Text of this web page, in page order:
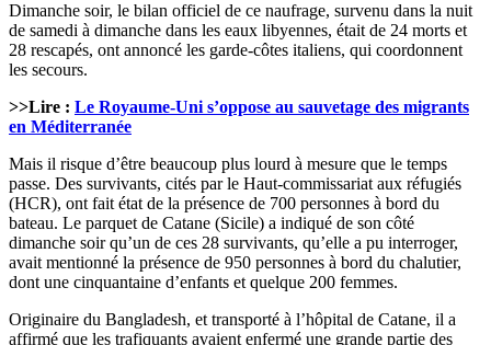
Dimanche soir, le bilan officiel de ce naufrage, survenu dans la nuit
de samedi à dimanche dans les eaux libyennes, était de 24 morts et
28 rescapés, ont annoncé les garde-côtes italiens, qui coordonnent
les secours.
>>Lire : Le Royaume-Uni s’oppose au sauvetage des migrants
en Méditerranée
Mais il risque d’être beaucoup plus lourd à mesure que le temps
passe. Des survivants, cités par le Haut-commissariat aux réfugiés
(HCR), ont fait état de la présence de 700 personnes à bord du
bateau. Le parquet de Catane (Sicile) a indiqué de son côté
dimanche soir qu’un de ces 28 survivants, qu’elle a pu interroger,
avait mentionné la présence de 950 personnes à bord du chalutier,
dont une cinquantaine d’enfants et quelque 200 femmes.
Originaire du Bangladesh, et transporté à l’hôpital de Catane, il a
affirmé que les trafiquants avaient enfermé une grande partie des